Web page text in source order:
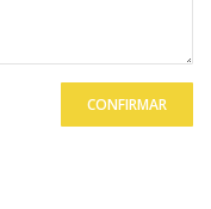
CONFIRMAR